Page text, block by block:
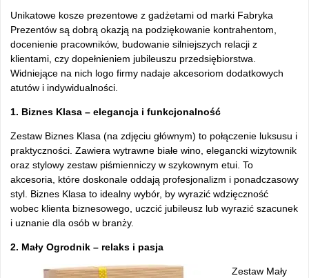
Unikatowe kosze prezentowe z gadżetami od marki Fabryka
Prezentów są dobrą okazją na podziękowanie kontrahentom,
docenienie pracowników, budowanie silniejszych relacji z
klientami, czy dopełnieniem jubileuszu przedsiębiorstwa.
Widniejące na nich logo firmy nadaje akcesoriom dodatkowych
atutów i indywidualności.
1. Biznes Klasa – elegancja i funkcjonalność
Zestaw Biznes Klasa (na zdjęciu głównym) to połączenie luksusu i
praktyczności. Zawiera wytrawne białe wino, elegancki wizytownik
oraz stylowy zestaw piśmienniczy w szykownym etui. To
akcesoria, które doskonale oddają profesjonalizm i ponadczasowy
styl. Biznes Klasa to idealny wybór, by wyrazić wdzięczność
wobec klienta biznesowego, uczcić jubileusz lub wyrazić szacunek
i uznanie dla osób w branży.
2. Mały Ogrodnik – relaks i pasja
Zestaw Mały